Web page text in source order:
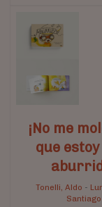
¡No me
que
Tonelli, Aldo -
Santiago